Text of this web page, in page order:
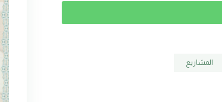
المشاريع